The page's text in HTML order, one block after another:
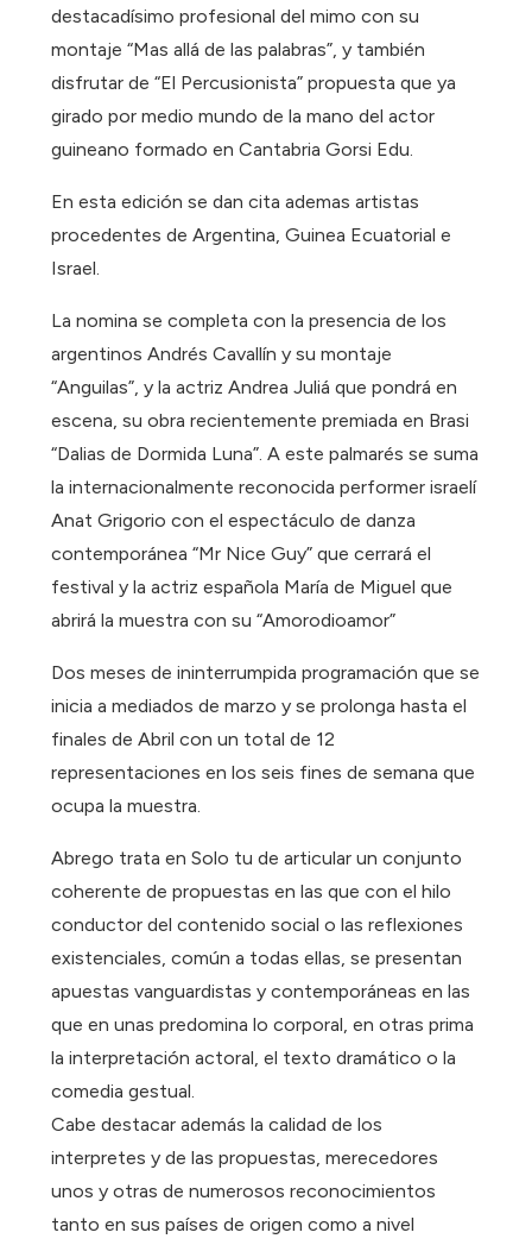
destacadísimo profesional del mimo con su
montaje “Mas allá de las palabras”, y también
disfrutar de “El Percusionista” propuesta que ya
girado por medio mundo de la mano del actor
guineano formado en Cantabria Gorsi Edu.
En esta edición se dan cita ademas artistas
procedentes de Argentina, Guinea Ecuatorial e
Israel.
La nomina se completa con la presencia de los
argentinos Andrés Cavallín y su montaje
“Anguilas”, y la actriz Andrea Juliá que pondrá en
escena, su obra recientemente premiada en Brasi
“Dalias de Dormida Luna”. A este palmarés se suma
la internacionalmente reconocida performer israelí
Anat Grigorio con el espectáculo de danza
contemporánea “Mr Nice Guy” que cerrará el
festival y la actriz española María de Miguel que
abrirá la muestra con su “Amorodioamor”
Dos meses de ininterrumpida programación que se
inicia a mediados de marzo y se prolonga hasta el
finales de Abril con un total de 12
representaciones en los seis fines de semana que
ocupa la muestra.
Abrego trata en Solo tu de articular un conjunto
coherente de propuestas en las que con el hilo
conductor del contenido social o las reflexiones
existenciales, común a todas ellas, se presentan
apuestas vanguardistas y contemporáneas en las
que en unas predomina lo corporal, en otras prima
la interpretación actoral, el texto dramático o la
comedia gestual.
Cabe destacar además la calidad de los
interpretes y de las propuestas, merecedores
unos y otras de numerosos reconocimientos
tanto en sus países de origen como a nivel